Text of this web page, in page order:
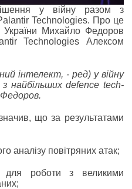
у війну разом з
Technologies. Про це
України Михайло Федоров
Technologies Алексом
інтелект, - ред) у війну
найбільших defence tech-
Федоров.
що за результатами
аналізу повітряних атак;
для роботи з великими